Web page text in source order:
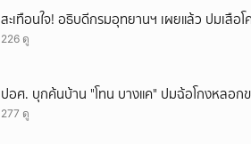
สะเทือนใจ! อธิบดีกรมอุทยานฯ เผยแล้ว ปมเสือโ
226 ดู
ปอศ. บุกค้นบ้าน "โทน บางแค" ปมฉ้อโกงหลอก
277 ดู